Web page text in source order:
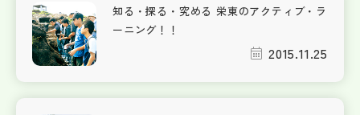
知る・探る・究める 栄東のアクティブ・ラ
ーニング！！
2015.11.25